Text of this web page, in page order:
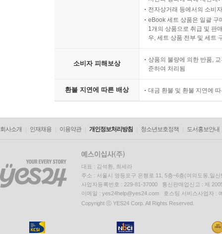
전자상거래 등에서의 소비
eBook 세트 상품은 일괄 구
1개의 상품으로 취급 및 판
우, 세트 상품 전부 및 세트
소비자 피해보상
상품의 불량에 의한 반품,
준하여 처리됨
환불 지연에 따른 배상 대금 환불 및 환불 지연에
회사소개 인재채용 이용약관 개인정보처리방침 청소년보호정책 도서홍보안내
대표 : 김석환, 최세라
주소 : 서울시 영등포구 은행로 11, 5층~6층(여의도동,일신
사업자등록번호 : 229-81-37000 통신판매업신고 : 제
이메일 : yes24help@yes24.com 호스팅 서비스사업자 :
Copyright ⓒ YES24 Corp. All Rights Reserved.